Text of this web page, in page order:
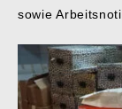
sowie